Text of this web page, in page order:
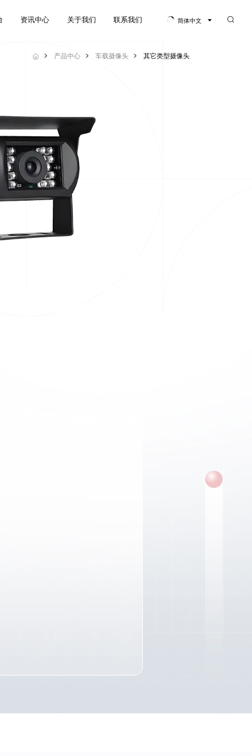
经济套件 渐进式安全系统高级套件
资讯中心
关于我们
联系我们
简体中文
产品中心 车载摄像头 其它类型摄像头